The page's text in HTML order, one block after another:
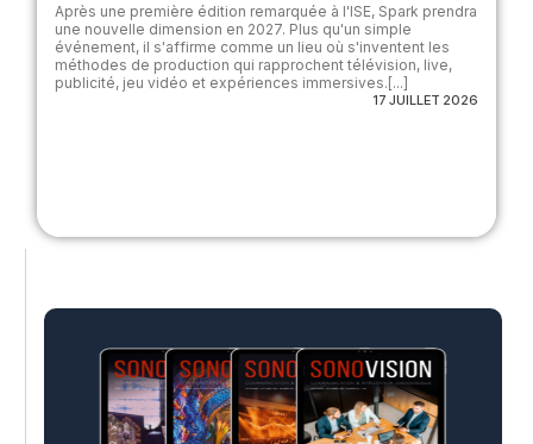
Après une première édition remarquée à l'ISE, Spark prendra
une nouvelle dimension en 2027. Plus qu'un simple
événement, il s'affirme comme un lieu où s'inventent les
méthodes de production qui rapprochent télévision, live,
publicité, jeu vidéo et expériences immersives.[...]
17 JUILLET 2026